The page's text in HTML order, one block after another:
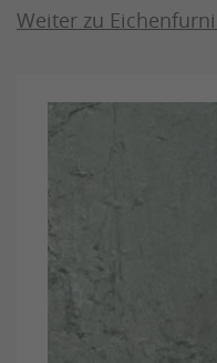
Weiter zu